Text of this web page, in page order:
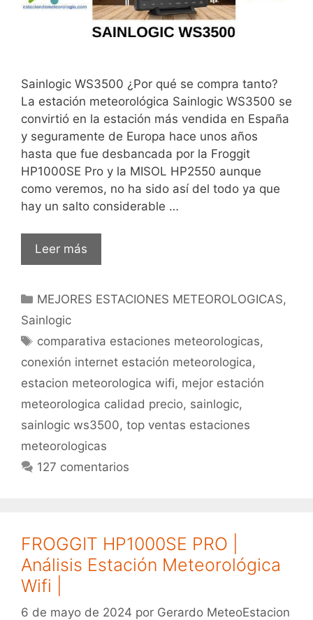
Sainlogic WS3500 ¿Por qué se compra tanto?
La estación meteorológica Sainlogic WS3500 se
convirtió en la estación más vendida en España
y seguramente de Europa hace unos años
hasta que fue desbancada por la Froggit
HP1000SE Pro y la MISOL HP2550 aunque
como veremos, no ha sido así del todo ya que
hay un salto considerable …
Leer más
WS3500
meteorológica
VENTAS
Categorías
MEJORES ESTACIONES METEOROLOGICAS,
Sainlogic
Etiquetas
comparativa estaciones meteorologicas,
conexión internet estación meteorologica,
estacion meteorologica wifi, mejor estación
meteorologica calidad precio, sainlogic,
sainlogic ws3500, top ventas estaciones
meteorologicas
127 comentarios
FROGGIT HP1000SE PRO |
Análisis Estación Meteorológica
Wifi |
6 de mayo de 2024 por Gerardo MeteoEstacion